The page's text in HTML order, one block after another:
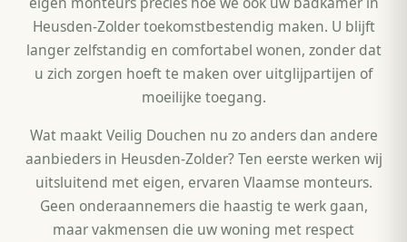
Heusden-Zolder toekomstbestendig maken. U blijft
langer zelfstandig en comfortabel wonen, zonder dat
u zich zorgen hoeft te maken over uitglijpartijen of
moeilijke toegang.
Wat maakt Veilig Douchen nu zo anders dan andere
aanbieders in Heusden-Zolder? Ten eerste werken wij
uitsluitend met eigen, ervaren Vlaamse monteurs.
Geen onderaannemers die haastig te werk gaan,
maar vakmensen die uw woning met respect